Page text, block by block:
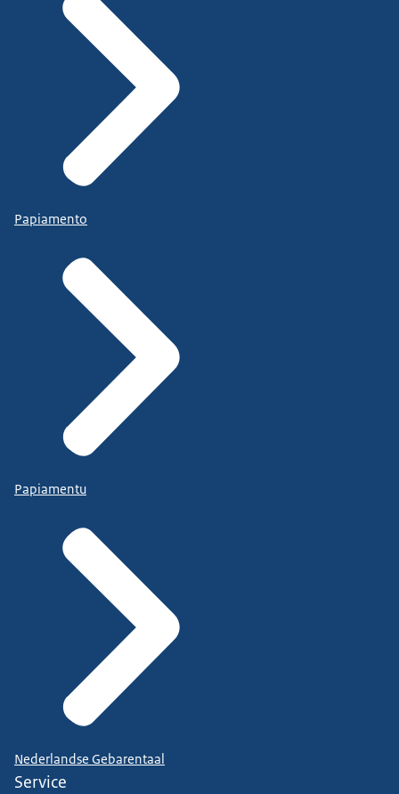
Papiamento
Papiamentu
Nederlandse Gebarentaal
Service